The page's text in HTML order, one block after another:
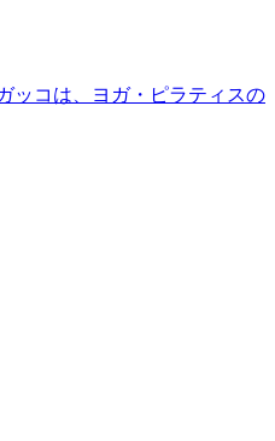
ッコは、ヨガ・ピラティスの